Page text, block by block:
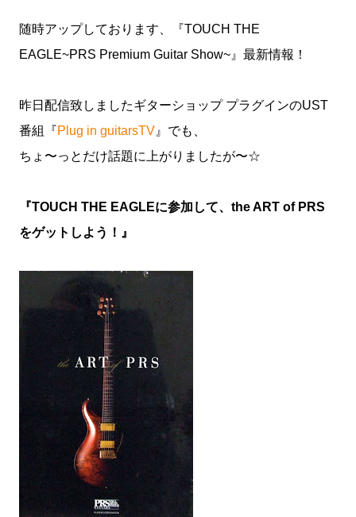
随時アップしております、『TOUCH THE
EAGLE~PRS Premium Guitar Show~』最新情報！
昨日配信致しましたギターショップ プラグインのUST
番組『Plug in guitarsTV 』でも、
ちょ〜っとだけ話題に上がりましたが〜☆
『TOUCH THE EAGLEに参加して、the ART of PRS
をゲットしよう！』